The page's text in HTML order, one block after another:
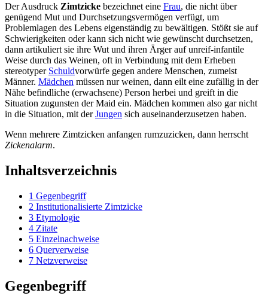
Der Ausdruck Zimtzicke bezeichnet eine Frau, die nicht über
genügend Mut und Durch­setzungs­vermögen verfügt, um
Problemlagen des Lebens eigenständig zu bewältigen. Stößt sie auf
Schwierigkeiten oder kann sich nicht wie gewünscht durchsetzen,
dann artikuliert sie ihre Wut und ihren Ärger auf unreif-infantile
Weise durch das Weinen, oft in Verbindung mit dem Erheben
stereotyper Schuld­vorwürfe gegen andere Menschen, zumeist
Männer. Mädchen müssen nur weinen, dann eilt eine zufällig in der
Nähe befindliche (erwachsene) Person herbei und greift in die
Situation zugunsten der Maid ein. Mädchen kommen also gar nicht
in die Situation, mit derJungen sich aus­einander­zu­setzen haben.
Wenn mehrere Zimtzicken anfangen rumzuzicken, dann herrscht
Zickenalarm.
Inhaltsverzeichnis
1 Gegenbegriff
2 Institutionalisierte Zimtzicke
3 Etymologie
4 Zitate
5 Einzelnachweise
6 Querverweise
7 Netzverweise
Gegenbegriff